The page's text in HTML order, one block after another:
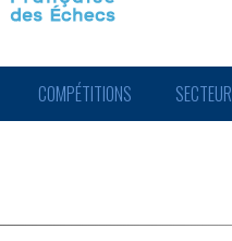
COMPÉTITIONS